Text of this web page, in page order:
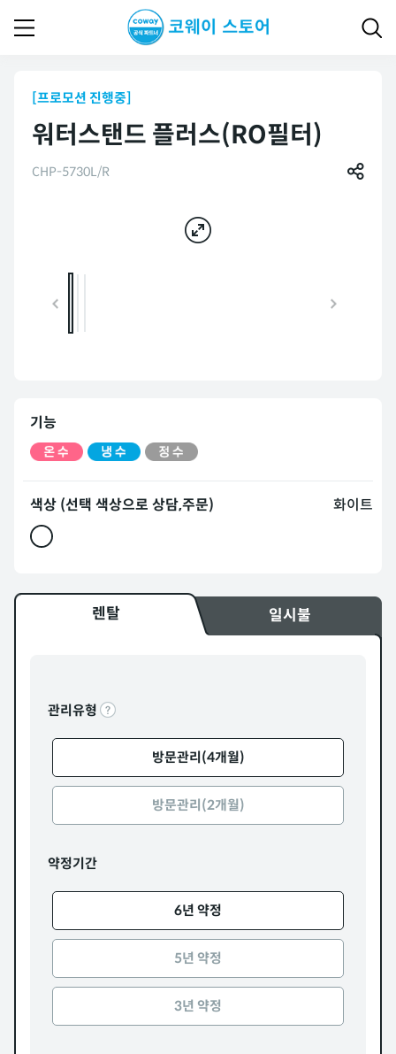
[프로모션 진행중]
워터스탠드 플러스(RO필터)
CHP-5730L/R
기능
색상 (선택 색상으로 상담,주문) 화이트
렌탈 일시불
관리유형
방문관리(4개월)
방문관리(2개월)
약정기간
6년 약정
5년 약정
3년 약정